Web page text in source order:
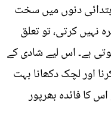
دنوں میں سخت
نہیں کرتی، تو تعلق
ہے۔ اس لیے شادی کے
اور لچک دکھانا بہت
کا فائدہ بھرپور